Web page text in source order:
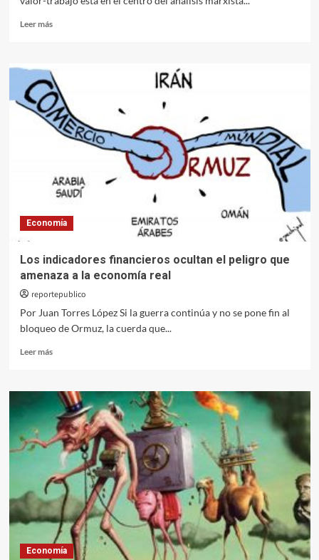
Leer másLeer
qué
una
teoría
del
valor?
Economía
Los indicadores financieros ocultan el peligro que
amenaza a la economía real
reportepublico
Por Juan Torres López Si la guerra continúa y no se pone fin al
bloqueo de Ormuz, la cuerda que...
Leer másLeer
Los
indicadores
financieros
ocultan
el
peligro
que
amenaza
a
economía
real
Economía